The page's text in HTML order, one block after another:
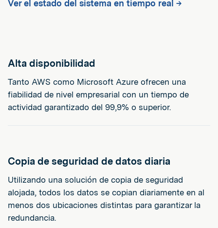
Ver el estado del sistema en tiempo real →
Alta disponibilidad
Tanto AWS como Microsoft Azure ofrecen una
fiabilidad de nivel empresarial con un tiempo de
actividad garantizado del 99,9% o superior.
Copia de seguridad de datos diaria
Utilizando una solución de copia de seguridad
alojada, todos los datos se copian diariamente en al
menos dos ubicaciones distintas para garantizar la
redundancia.